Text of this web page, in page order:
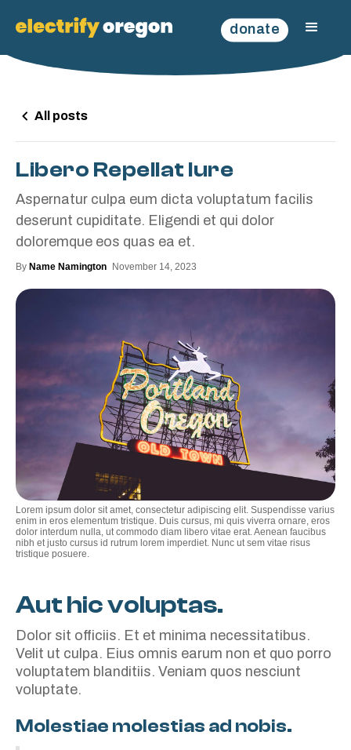
donate
All posts
Libero Repellat Iure
Aspernatur culpa eum dicta voluptatum facilis
deserunt cupiditate. Eligendi et qui dolor
doloremque eos quas ea et.
By Name Namington November 14, 2023
Lorem ipsum dolor sit amet, consectetur adipiscing elit. Suspendisse varius
enim in eros elementum tristique. Duis cursus, mi quis viverra ornare, eros
dolor interdum nulla, ut commodo diam libero vitae erat. Aenean faucibus
nibh et justo cursus id rutrum lorem imperdiet. Nunc ut sem vitae risus
tristique posuere.
Aut hic voluptas.
Dolor sit officiis. Et et minima necessitatibus.
Velit ut culpa. Eius omnis earum non et quo porro
voluptatem blanditiis. Veniam quos nesciunt
voluptate.
Molestiae molestias ad nobis.